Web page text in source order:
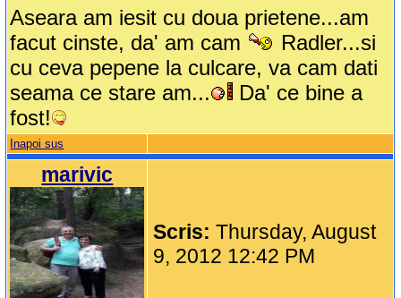
Aseara am iesit cu doua prietene...am
facut cinste, da' am cam
Radler...si
cu ceva pepene la culcare, va cam dati
seama ce stare am...
Da' ce bine a
fost!
Inapoi sus
marivic
Scris:Thursday, August
9, 2012 12:42 PM